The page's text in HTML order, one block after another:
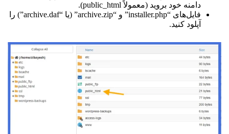
دامنه خود بروید (معمولاً public_html).
فایل‌های “installer.php” و “archive.zip” (یا “archive.daf”) را
آپلود کنید.